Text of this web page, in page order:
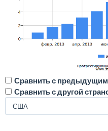
Сравнить с
Сравнить с другой